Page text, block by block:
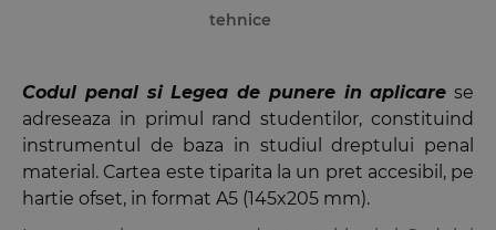
tehnice
Codul penal si Legea de punere in aplicare se
adreseaza in primul rand studentilor, constituind
instrumentul de baza in studiul dreptului penal
material. Cartea este tiparita la un pret accesibil, pe
hartie ofset, in format A5 (145x205 mm).